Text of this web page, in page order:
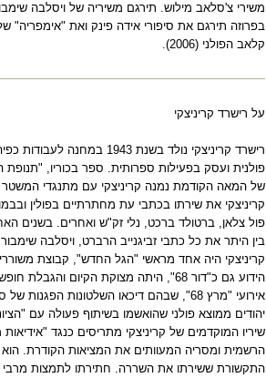
משירי צ'סלאב מילוש. תירגם משיריה של ויסלבה
בפרוזה תירגם את סיפורי אידה פינק ואת "אימפריה"
קלאב הפולני (2006).
על רישרד קריניצקי
רישרד קריניצקי נולד
קריניצקי את שירתו בכתבי עת מחתרתיים בפולין
פול צלאן, ברטולד ברכט, נלי זק"ש ואחרים. בשנים
בין היתר את כל כתבי זביגנייב הרברט, ויסלבה
קריניצקי היה אחד מראשי "הגל החדש", קבוצת
הידוע גם כ"דור 68", היתה מצוקת הקיום
אירועי "מרץ 68", שבהם דיכאו השלטונות
יהודים ממוצא פולני שהואשמו בשיתוף פעולה עם
שיריו המוקדמים של קריניצקי מתריסים כנגד
הרשמית ומסריה המעוותים את המציאות הקודרת.
התקשורת ששירתו את השררה. חתירתו לתמצות מרבי